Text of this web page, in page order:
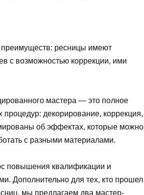
преимуществ: ресницы имеют
с возможностью коррекции, ими
мастера — это полное
декорирование, коррекция,
об эффектах, которые можно
с разными материалами.
повышения квалификации и
Дополнительно для тех, кто прошел
мы предлагаем два мастер-